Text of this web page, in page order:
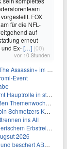
FOX
für die NFL-
auf
erneut
und Ex-[…] (00)
vor 10 Stunden
im Fernsehen
Event
schwarzer Komödie
ein
eine seltene Krankheit
ins All
Erbstreit zurück
2026
ABC Top-Quoten